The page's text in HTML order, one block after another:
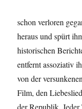
schon verloren
heraus und spürt
historischen
entfernt assoziativ
von der
Film, den